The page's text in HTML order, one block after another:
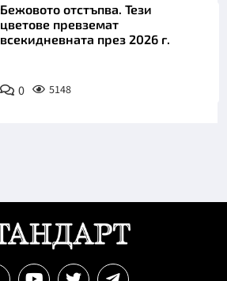
Бежовото отстъпва. Тези
цветове превземат
всекидневната през 2026 г.
0 5148